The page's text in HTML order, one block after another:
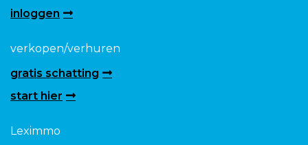
inloggen
verkopen/verhuren
gratis schatting
start hier
Leximmo